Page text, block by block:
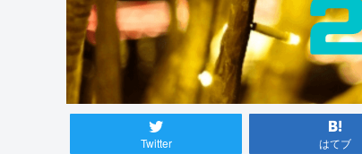
Twitter はてブ